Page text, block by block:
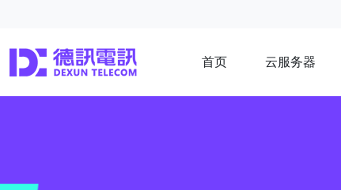
首页 云服务器